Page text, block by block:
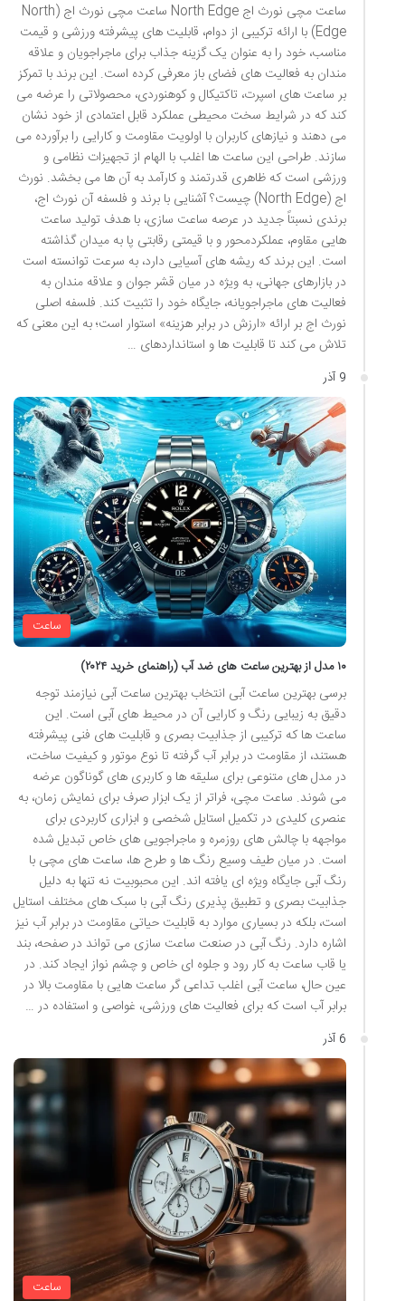
ساعت مچی نورث اج North Edge ساعت مچی نورث اج (North
Edge) با ارائه ترکیبی از دوام، قابلیت های پیشرفته ورزشی و قیمت
مناسب، خود را به عنوان یک گزینه جذاب برای ماجراجویان و علاقه
مندان به فعالیت های فضای باز معرفی کرده است. این برند با تمرکز
بر ساعت های اسپرت، تاکتیکال و کوهنوردی، محصولاتی را عرضه می
کند که در شرایط سخت محیطی عملکرد قابل اعتمادی از خود نشان
می دهند و نیازهای کاربران با اولویت مقاومت و کارایی را برآورده می
سازند. طراحی این ساعت ها اغلب با الهام از تجهیزات نظامی و
ورزشی است که ظاهری قدرتمند و کارآمد به آن ها می بخشد. نورث
اج (North Edge) چیست؟ آشنایی با برند و فلسفه آن نورث اج،
برندی نسبتاً جدید در عرصه ساعت سازی، با هدف تولید ساعت
هایی مقاوم، عملکردمحور و با قیمتی رقابتی پا به میدان گذاشته
است. این برند که ریشه های آسیایی دارد، به سرعت توانسته است
در بازارهای جهانی، به ویژه در میان قشر جوان و علاقه مندان به
فعالیت های ماجراجویانه، جایگاه خود را تثبیت کند. فلسفه اصلی
نورث اج بر ارائه «ارزش در برابر هزینه» استوار است؛ به این معنی که
تلاش می کند تا قابلیت ها و استانداردهای …
9 آذر
ساعت
۱۰ مدل از بهترین ساعت های ضد آب (راهنمای خرید ۲۰۲۴)
برسی بهترین ساعت آبی انتخاب بهترین ساعت آبی نیازمند توجه
دقیق به زیبایی رنگ و کارایی آن در محیط های آبی است. این
ساعت ها که ترکیبی از جذابیت بصری و قابلیت های فنی پیشرفته
هستند، از مقاومت در برابر آب گرفته تا نوع موتور و کیفیت ساخت،
در مدل های متنوعی برای سلیقه ها و کاربری های گوناگون عرضه
می شوند. ساعت مچی، فراتر از یک ابزار صرف برای نمایش زمان، به
عنصری کلیدی در تکمیل استایل شخصی و ابزاری کاربردی برای
مواجهه با چالش های روزمره و ماجراجویی های خاص تبدیل شده
است. در میان طیف وسیع رنگ ها و طرح ها، ساعت های مچی با
رنگ آبی جایگاه ویژه ای یافته اند. این محبوبیت نه تنها به دلیل
جذابیت بصری و تطبیق پذیری رنگ آبی با سبک های مختلف استایل
است، بلکه در بسیاری موارد به قابلیت حیاتی مقاومت در برابر آب نیز
اشاره دارد. رنگ آبی در صنعت ساعت سازی می تواند در صفحه، بند
یا قاب ساعت به کار رود و جلوه ای خاص و چشم نواز ایجاد کند. در
عین حال، ساعت آبی اغلب تداعی گر ساعت هایی با مقاومت بالا در
برابر آب است که برای فعالیت های ورزشی، غواصی و استفاده در …
6 آذر
ساعت